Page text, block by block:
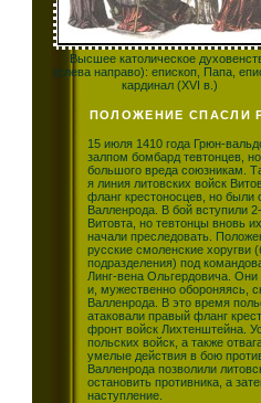
Высшее католическое
(слева направо): епископ, Папа,
кардинал (XVI в.)
ПОЛОЖЕНИЕ СПАСЛИ
15 июля 1410 года Грюн-
залпом бомбард тевтонцев,
большого вреда союзникам.
я линия литовских войск
фланг крестоносцев, но
Валленрода. В бой вступили
Витовта, но тевтонцы вновь
начали преследовать.
русские смоленские хоругви
подразделения) под
Линг-вена Ольгердовича. Они
и, мужественно обороняясь,
Валленрода. В это время
атаковали правый фланг
фронт войск Лихтенштейна.
польских войск, а также
умелые действия в бою
Валленрода позволили
остановить противника, а
наступление.